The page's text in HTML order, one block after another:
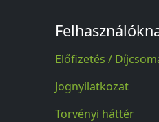
Előfizetés /
Jognyilatkozat
Törvényi háttér